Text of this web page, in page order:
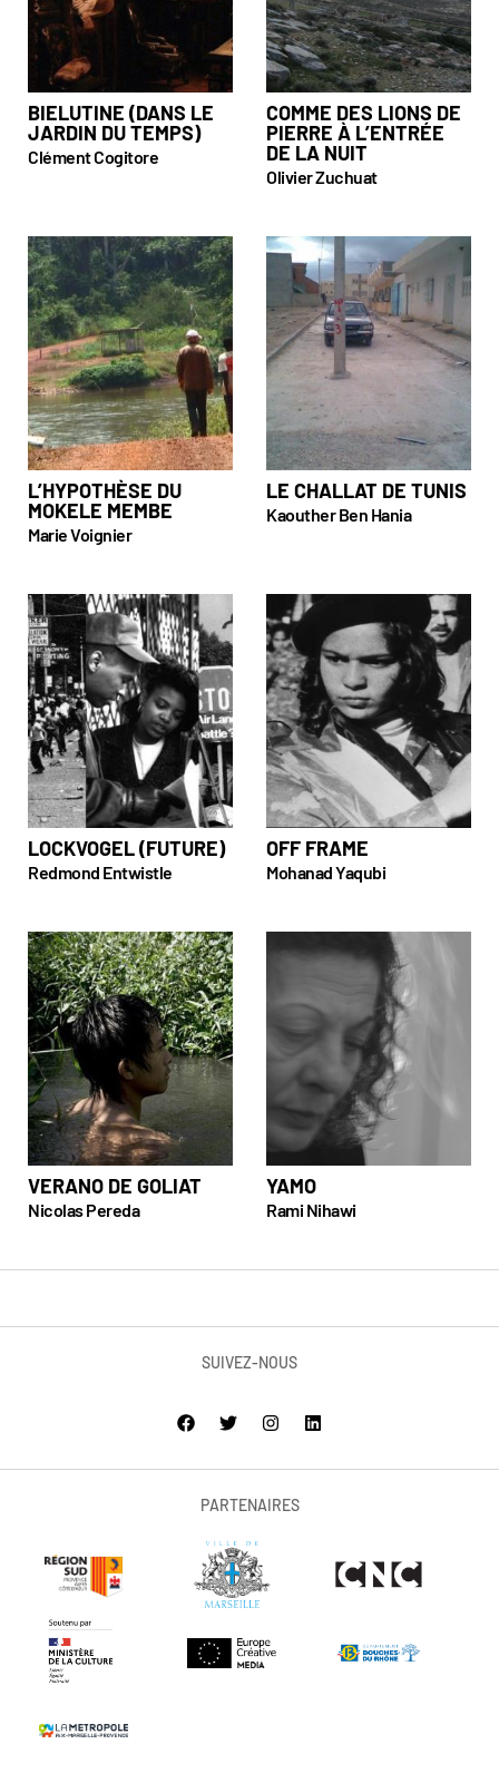
BIELUTINE (DANS LE
JARDIN DU TEMPS)
Clément Cogitore
COMME DES LIONS DE
PIERRE À L’ENTRÉE
DE LA NUIT
Olivier Zuchuat
L’HYPOTHÈSE DU
MOKELE MEMBE
Marie Voignier
LE CHALLAT DE TUNIS
Kaouther Ben Hania
LOCKVOGEL (FUTURE)
Redmond Entwistle
OFF FRAME
Mohanad Yaqubi
VERANO DE GOLIAT
Nicolas Pereda
YAMO
Rami Nihawi
SUIVEZ-NOUS
PARTENAIRES